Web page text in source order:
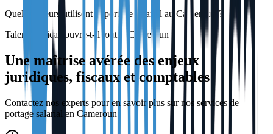
Quels secteurs utilisent le portage salarial au Cameroun ?
Talent2Africa couvre-t-il tout le Cameroun ?
Une maîtrise avérée des enjeux
juridiques, fiscaux et comptables
Contactez nos experts pour en savoir plus sur nos services de
portage salarial en Cameroun